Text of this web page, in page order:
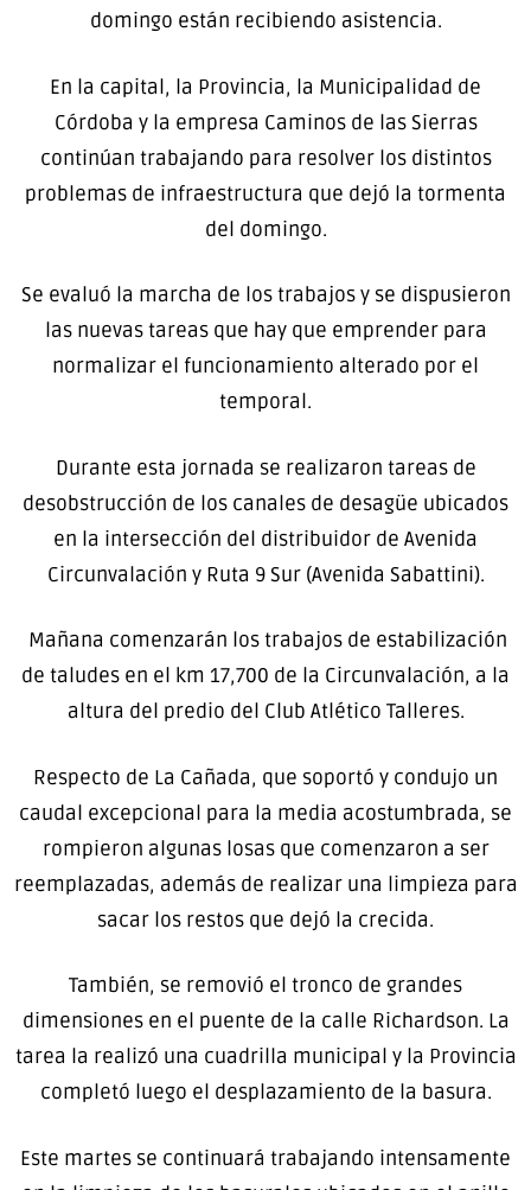
domingo están recibiendo asistencia.
En la capital, la Provincia, la Municipalidad de
Córdoba y la empresa Caminos de las Sierras
continúan trabajando para resolver los distintos
problemas de infraestructura que dejó la tormenta
del domingo.
Se evaluó la marcha de los trabajos y se dispusieron
las nuevas tareas que hay que emprender para
normalizar el funcionamiento alterado por el
temporal.
Durante esta jornada se realizaron tareas de
desobstrucción de los canales de desagüe ubicados
en la intersección del distribuidor de Avenida
Circunvalación y Ruta 9 Sur (Avenida Sabattini).
Mañana comenzarán los trabajos de estabilización
de taludes en el km 17,700 de la Circunvalación, a la
altura del predio del Club Atlético Talleres.
Respecto de La Cañada, que soportó y condujo un
caudal excepcional para la media acostumbrada, se
rompieron algunas losas que comenzaron a ser
reemplazadas, además de realizar una limpieza para
sacar los restos que dejó la crecida.
También, se removió el tronco de grandes
dimensiones en el puente de la calle Richardson. La
tarea la realizó una cuadrilla municipal y la Provincia
completó luego el desplazamiento de la basura.
Este martes se continuará trabajando intensamente